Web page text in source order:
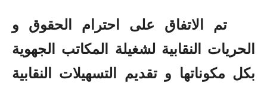
تم الاتفاق على
احترام الحقوق و
الحريات النقابية لشغيلة المكاتب الجهوية
بكل مكوناتها و تقديم التسهيلات النقابية